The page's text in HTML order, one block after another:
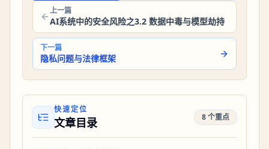
上一篇
AI系统中的安全风险之3.2 数据中毒与模型劫持
下一篇
隐私问题与法律框架
快速定位
文章目录 8 个重点